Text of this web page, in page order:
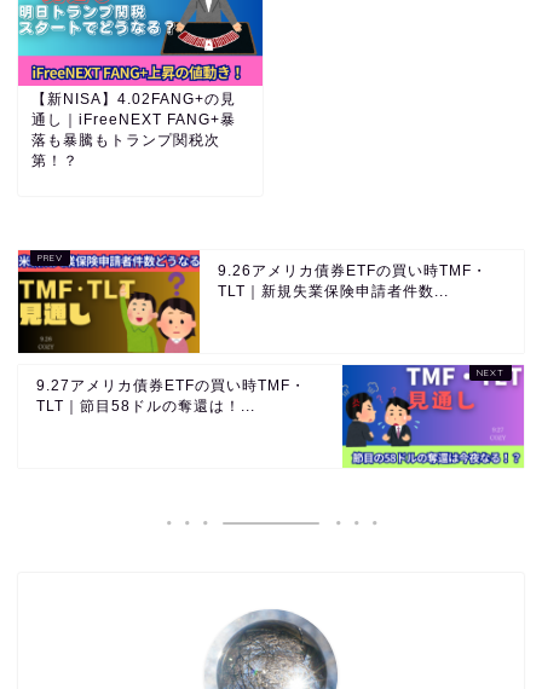
【新NISA】4.02FANG+の見
通し｜iFreeNEXT FANG+暴
落も暴騰もトランプ関税次
第！？
9.26アメリカ債券ETFの買い時TMF・
TLT｜新規失業保険申請者件数...
9.27アメリカ債券ETFの買い時TMF・
TLT｜節目58ドルの奪還は！...